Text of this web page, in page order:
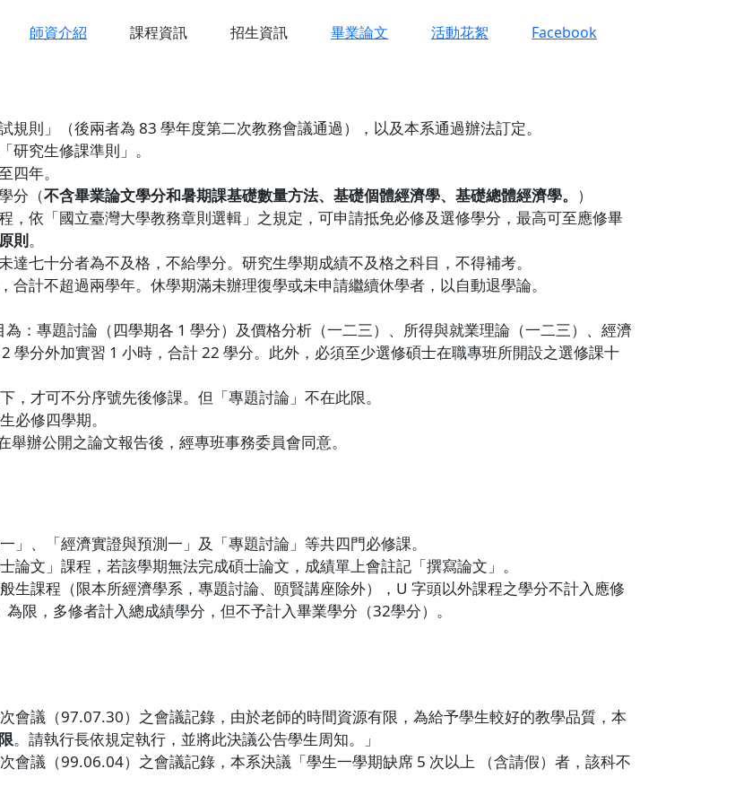
師資介紹 課程資訊 招生資訊 畢業論文 活動花絮 Facebook
則」（後兩者為 83 學年度第二次教務會議通過），以及本系通過辦法訂定。
究生修課準則」。
四年。
分（不含畢業論文學分和暑期課基礎數量方法、基礎個體經濟學、基礎總體經濟學。 ）
，依「國立臺灣大學教務章則選輯」之規定，可申請抵免必修及選修學分，最高可至應修畢
則。
七十分者為不及格，不給學分。研究生學期成績不及格之科目，不得補考。
計不超過兩學年。休學期滿未辦理復學或未申請繼續休學者，以自動退學論。
：專題討論（四學期各 1 學分）及價格分析（一二三）、所得與就業理論（一二三）、經濟
學分外加實習 1 小時，合計 22 學分。此外，必須至少選修碩士在職專班所開設之選修課十
才可不分序號先後修課。但「專題討論」不在此限。
必修四學期。
辦公開之論文報告後，經專班事務委員會同意。
、「經濟實證與預測一」及「專題討論」等共四門必修課。
文」課程，若該學期無法完成碩士論文，成績單上會註記「撰寫論文」。
生課程（限本所經濟學系，專題討論、頤賢講座除外），U 字頭以外課程之學分不計入應修
限，多修者計入總成績學分，但不予計入畢業學分（32學分）。
會議（97.07.30）之會議記錄，由於老師的時間資源有限，為給予學生較好的教學品質，本
。請執行長依規定執行，並將此決議公告學生周知。」
會議（99.06.04）之會議記錄，本系決議「學生一學期缺席 5 次以上 （含請假）者，該科不